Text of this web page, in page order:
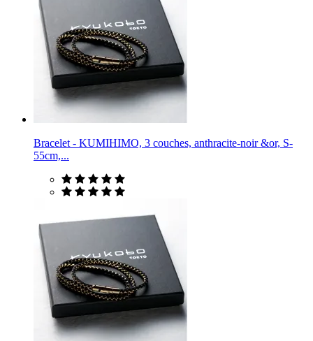
Bracelet - KUMIHIMO, 3 couches, anthracite-noir &or, S-
55cm,...